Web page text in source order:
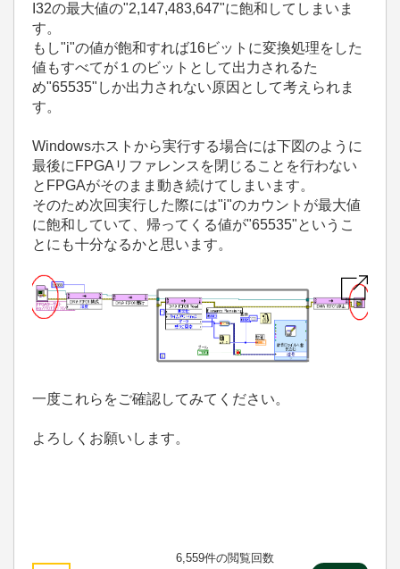
I32の最大値の"2,147,483,647"に飽和してしまいま
す。
もし"i"の値が飽和すれば16ビットに変換処理をした
値もすべてが１のビットとして出力されるた
め"65535"しか出力されない原因として考えられま
す。
Windowsホストから実行する場合には下図のように
最後にFPGAリファレンスを閉じることを行わない
とFPGAがそのまま動き続けてしまいます。
そのため次回実行した際には"i"のカウントが最大値
に飽和していて、帰ってくる値が"65535"というこ
とにも十分なるかと思います。
一度これらをご確認してみてください。
よろしくお願いします。
6,559件の閲覧回数